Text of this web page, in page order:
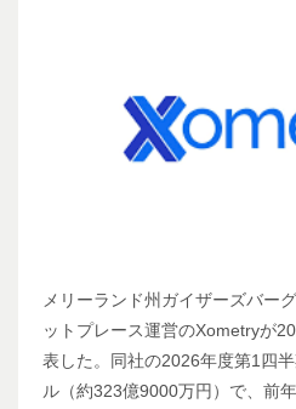
メリーランド州ガイザーズバー
ットプレース運営のXometryが
表した。同社の2026年度第1四
ル（約323億9000万円）で、前